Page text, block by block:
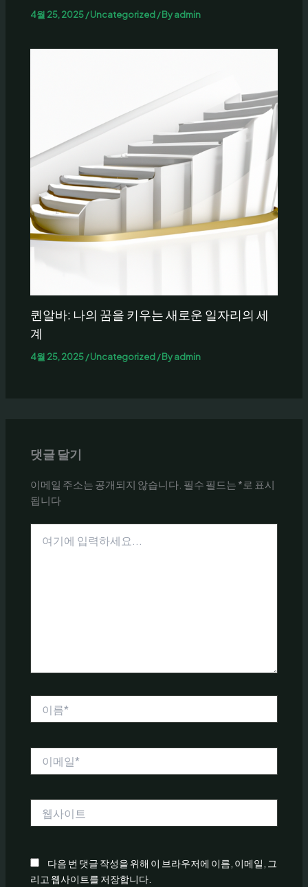
4월 25, 2025/Uncategorized/ Byadmin
퀸알바: 나의 꿈을 키우는 새로운 일자리의 세
계
4월 25, 2025/Uncategorized/ Byadmin
댓글 달기
이메일 주소는 공개되지 않습니다. 필수 필드는 *로 표시
됩니다
다음 번 댓글 작성을 위해 이 브라우저에 이름, 이메일, 그
리고 웹사이트를 저장합니다.